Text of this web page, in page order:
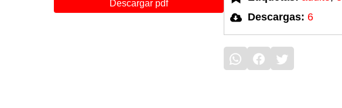
Descargar pdf
Descargas: 6